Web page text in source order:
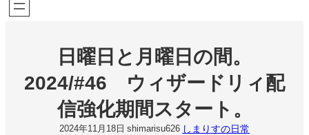
日曜日と月曜日の間。
2024/#46 ウィザードリィ配
信強化期間スタート。
2024年11月18日 shimarisu626 しまりすの日常